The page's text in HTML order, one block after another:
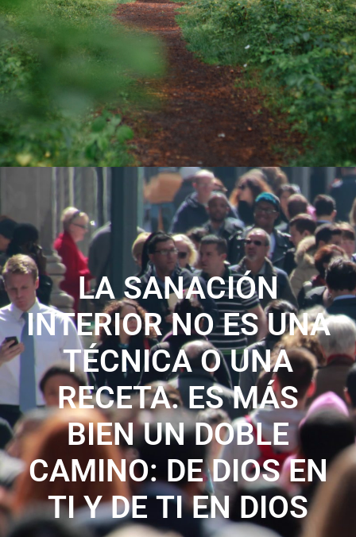
LA SANACIÓN
INTERIOR NO ES UNA
TÉCNICA O UNA
RECETA. ES MÁS
BIEN UN DOBLE
CAMINO: DE DIOS EN
TI Y DE TI EN DIOS